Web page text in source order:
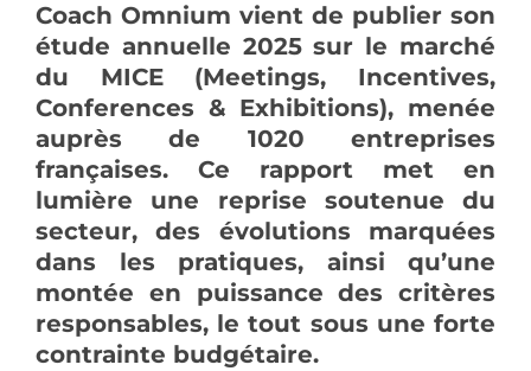
Coach Omnium vient de publier son
étude annuelle 2025 sur le marché
du MICE (Meetings, Incentives,
Conferences & Exhibitions), menée
auprès de 1020 entreprises
françaises. Ce rapport met en
lumière une reprise soutenue du
secteur, des évolutions marquées
dans les pratiques, ainsi qu’une
montée en puissance des critères
responsables, le tout sous une forte
contrainte budgétaire.